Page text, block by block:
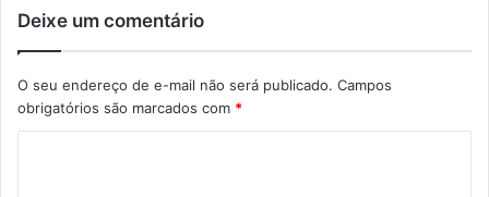
Deixe um comentário
O seu endereço de e-mail não será publicado. Campos
obrigatórios são marcados com *